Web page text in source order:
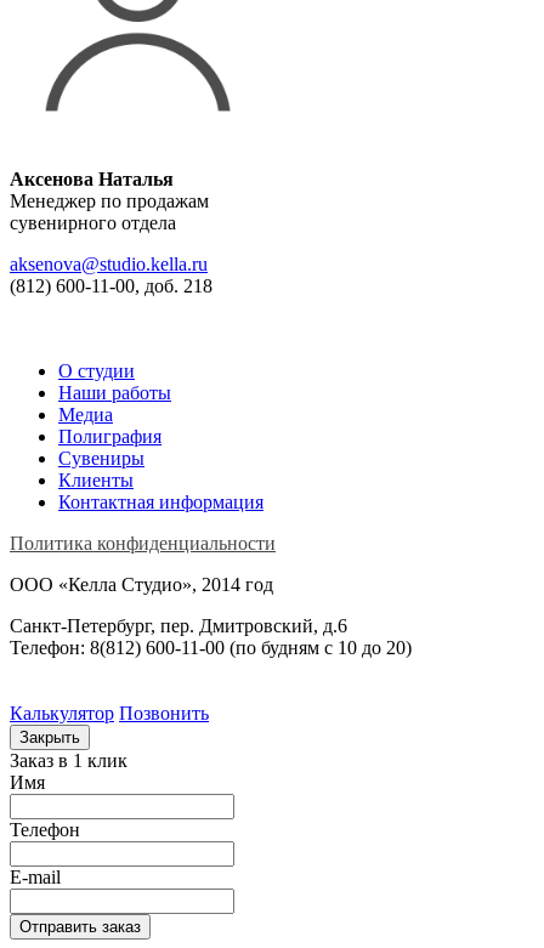
Аксенова Наталья
Менеджер по продажам
сувенирного отдела
aksenova@studio.kella.ru
(812) 600-11-00, доб. 218
О студии
Наши работы
Медиа
Полиграфия
Сувениры
Клиенты
Контактная информация
Политика конфиденциальности
ООО «Келла Студио», 2014 год
Санкт-Петербург, пер. Дмитровский, д.6
Телефон: 8(812) 600-11-00 (по будням c 10 до 20)
Калькулятор Позвонить
Закрыть
Заказ в 1 клик
Имя
Телефон
E-mail
Отправить заказ